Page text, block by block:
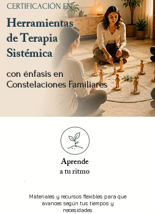
CERTIFICACIÓN EN
Herramientas
de Terapia
Sistémica
con énfasis en
Constelaciones Familiares
Aprende
a tu ritmo
Materiales y recursos flexibles para que
avances según tus tiempos y
necesidades